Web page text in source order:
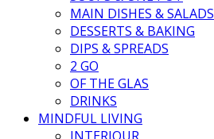
MAIN DISHES & SALADS
DESSERTS & BAKING
DIPS & SPREADS
2 GO
OF THE GLAS
DRINKS
MINDFUL LIVING